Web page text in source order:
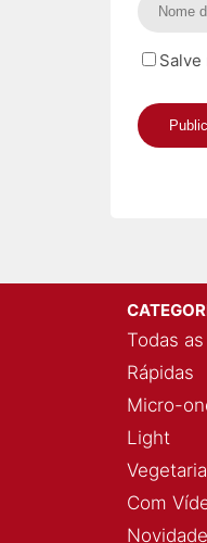
Salve
Todas
Rápidas
Micro-
Light
Com